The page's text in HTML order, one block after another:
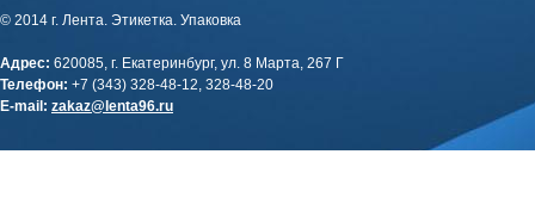
© 2014 г. Лента. Этикетка. Упаковка
Адрес: 620085, г. Екатеринбург, ул. 8 Марта, 267 Г
Телефон: +7 (343) 328-48-12, 328-48-20
E-mail: zakaz@lenta96.ru